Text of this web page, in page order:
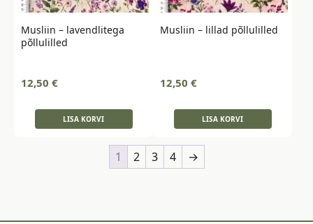
Musliin – lavendlitega
põllulilled
12,50 €
LISA KORVI
Musliin – lillad põllulilled
12,50 €
LISA KORVI
1 2 3 4 →